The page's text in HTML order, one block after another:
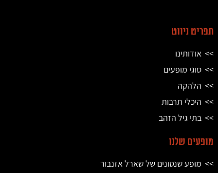
תפריט ניווט
אודותינו
סוגי מופעים
הלהקה
היכלי תרבות
בתי גיל הזהב
מופעים שלנו
מופע שנסונים של שארל אזנבור